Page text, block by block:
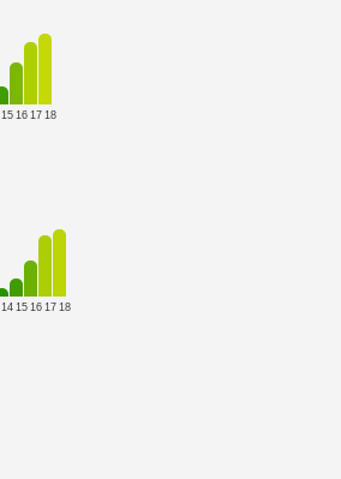
15 16 17 18
14 15 16 17 18